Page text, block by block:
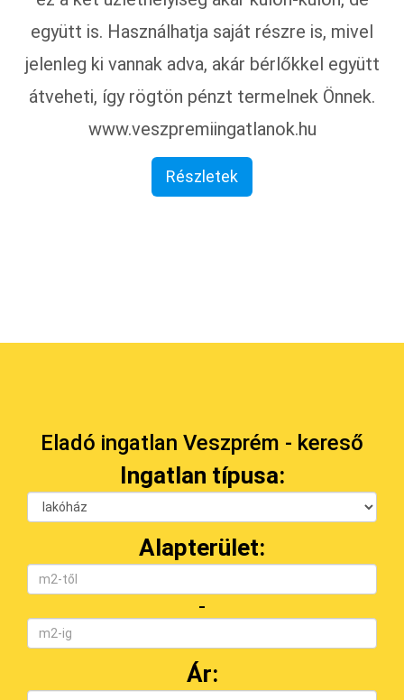
együtt is. Használhatja saját részre is, mivel
jelenleg ki vannak adva, akár bérlőkkel együtt
átveheti, így rögtön pénzt termelnek Önnek.
www.veszpremiingatlanok.hu
Részletek
Eladó ingatlan Veszprém - kereső
Ingatlan típusa:
Alapterület:
-
Ár: